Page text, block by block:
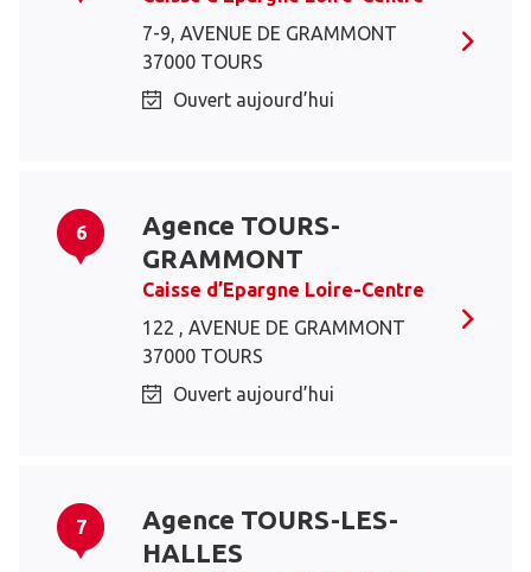
7-9, AVENUE DE GRAMMONT
37000 TOURS
Ouvert aujourd’hui
6
Agence TOURS-
GRAMMONT
Caisse d’Epargne Loire-Centre
122 , AVENUE DE GRAMMONT
37000 TOURS
Ouvert aujourd’hui
7
Agence TOURS-LES-
HALLES